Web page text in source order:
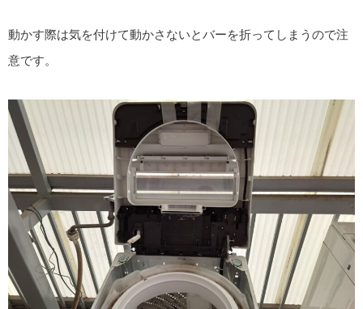
動かす際は気を付けて動かさないとバーを折ってしまうので注
意です。